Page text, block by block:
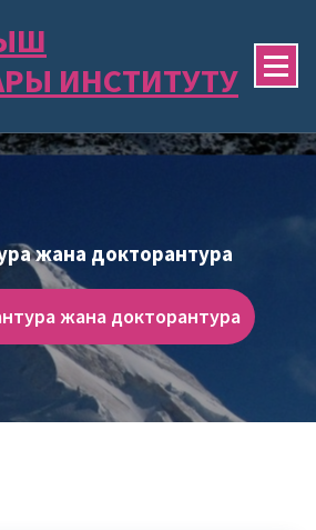
ИНСТИТУТУ
жана докторантура
жана докторантура